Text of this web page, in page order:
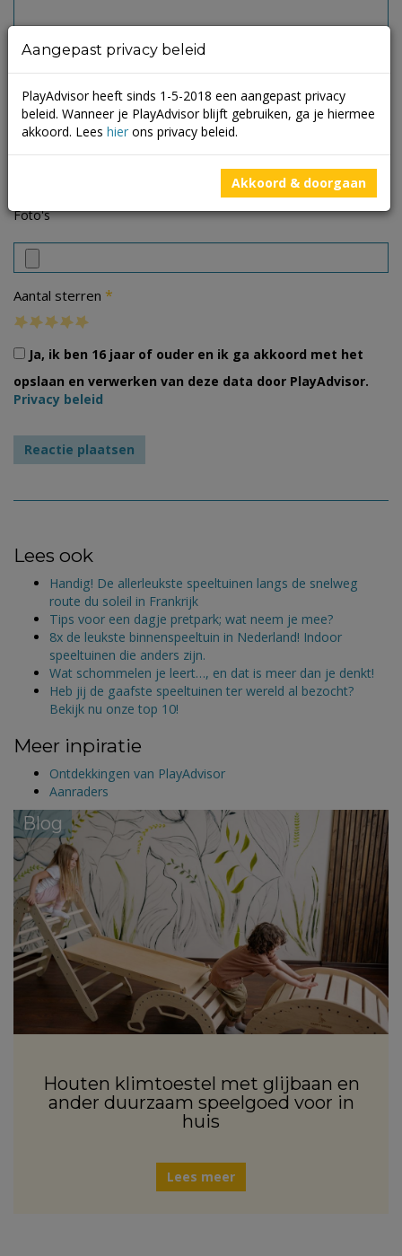
Foto's
Aantal sterren *
Ja, ik ben 16 jaar of ouder en ik ga akkoord met het
opslaan en verwerken van deze data door PlayAdvisor.
Privacy beleid
Lees ook
Handig! De allerleukste speeltuinen langs de snelweg
route du soleil in Frankrijk
Tips voor een dagje pretpark; wat neem je mee?
8x de leukste binnenspeeltuin in Nederland! Indoor
speeltuinen die anders zijn.
Wat schommelen je leert…, en dat is meer dan je denkt!
Heb jij de gaafste speeltuinen ter wereld al bezocht?
Bekijk nu onze top 10!
Meer inpiratie
Ontdekkingen van PlayAdvisor
Aanraders
Blog
Houten klimtoestel met glijbaan en
ander duurzaam speelgoed voor in
huis
Lees meer
Aangepast privacy beleid
PlayAdvisor heeft sinds 1-5-2018 een aangepast privacy
beleid. Wanneer je PlayAdvisor blijft gebruiken, ga je hiermee
akkoord. Lees hier ons privacy beleid.
Akkoord & doorgaan